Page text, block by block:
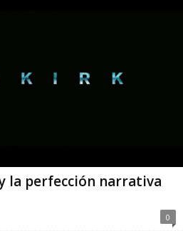
la perfección narrativa
0